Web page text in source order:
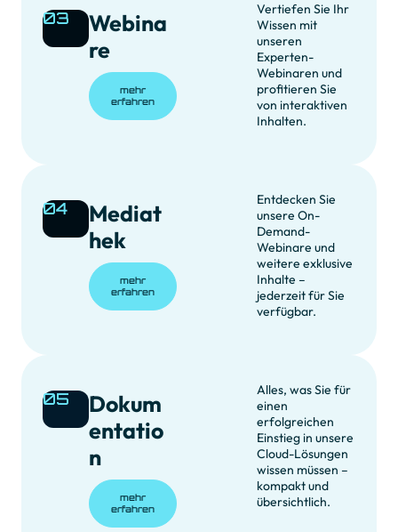
03
Webina
re
mehr
erfahren
Vertiefen Sie Ihr
Wissen mit
unseren
Experten-
Webinaren und
profitieren Sie
von interaktiven
Inhalten.
04
Mediat
hek
mehr
erfahren
Entdecken Sie
unsere On-
Demand-
Webinare und
weitere exklusive
Inhalte –
jederzeit für Sie
verfügbar.
05
Dokum
entatio
n
mehr
erfahren
Alles, was Sie für
einen
erfolgreichen
Einstieg in unsere
Cloud-Lösungen
wissen müssen –
kompakt und
übersichtlich.